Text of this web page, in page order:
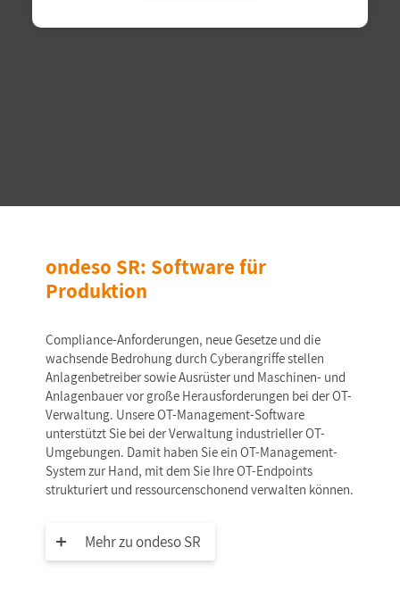
ondeso SR: Software für
Produktion
Compliance-Anforderungen, neue Gesetze und die
wachsende Bedrohung durch Cyberangriffe stellen
Anlagenbetreiber sowie Ausrüster und Maschinen- und
Anlagenbauer vor große Herausforderungen bei der OT-
Verwaltung. Unsere OT-Management-Software
unterstützt Sie bei der Verwaltung industrieller OT-
Umgebungen. Damit haben Sie ein OT-Management-
System zur Hand, mit dem Sie Ihre OT-Endpoints
strukturiert und ressourcenschonend verwalten können.
Mehr zu ondeso SR